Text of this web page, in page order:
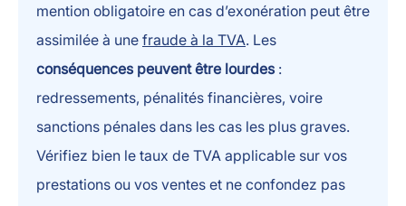
mention obligatoire en cas d’exonération peut être
assimilée à une fraude à la TVA. Les
conséquences peuvent être lourdes:
redressements, pénalités financières, voire
sanctions pénales dans les cas les plus graves.
Vérifiez bien le taux de TVA applicable sur vos
prestations ou vos ventes et ne confondez pas